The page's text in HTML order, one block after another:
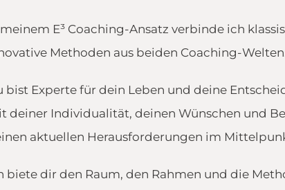
E³ Coaching-Ansatz verbinde ich
Methoden aus beiden Coaching-
bist Experte für dein Leben und deine
deiner Individualität, deinen Wünschen und
aktuellen Herausforderungen im
biete dir den Raum, den Rahmen und die